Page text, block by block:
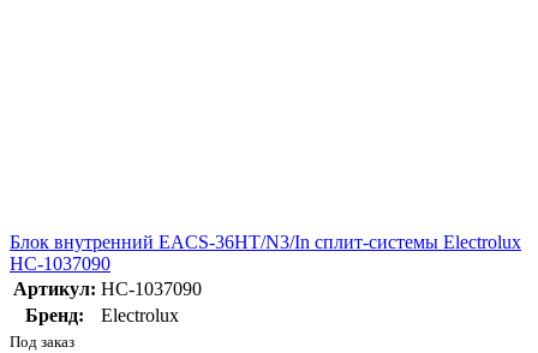
Блок внутренний EACS-36HT/N3/In сплит-системы Electrolux
НС-1037090
Артикул: НС-1037090
Бренд:
Electrolux
Под заказ